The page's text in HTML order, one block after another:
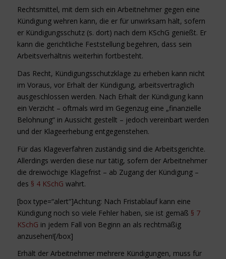
Rechtsmittel, mit dem sich ein Arbeitnehmer gegen eine
Kündigung wehren kann, die er für unwirksam hält, sofern
er Kündigungsschutz (s. dort) nach dem KSchG genießt. Er
kann die gerichtliche Feststellung begehren, dass sein
Arbeitsverhältnis weiterhin fortbesteht.
Das Recht, Kündigungsschutzklage zu erheben kann nicht
im Voraus, vor Erhalt der Kündigung, arbeitsvertraglich
ausgeschlossen werden. Nach Erhalt der Kündigung kann
ein Verzicht – oftmals wird im Gegenzug eine „finanzielle
Belohnung“ in Aussicht gestellt – jedoch vereinbart werden
und der Klageerhebung entgegenstehen.
Für das Klageverfahren zuständig sind die Arbeitsgerichte.
Allerdings werden diese nur tätig, sofern der Arbeitnehmer
die dreiwöchige Klagefrist – ab Zugang der Kündigung –
des § 4 KSchG wahrt.
[box type=“alert“]Achtung: Nach Fristablauf kann eine
Kündigung noch so viele Fehler haben, sie ist gemäß § 7
KSchG in jedem Fall von Beginn an als rechtmäßig
anzusehen![/box]
Erhält der Arbeitnehmer mehrere Kündigungen, muss für